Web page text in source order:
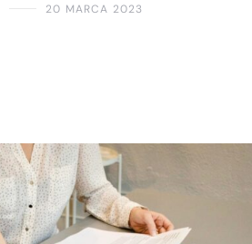
20 MARCA 2023